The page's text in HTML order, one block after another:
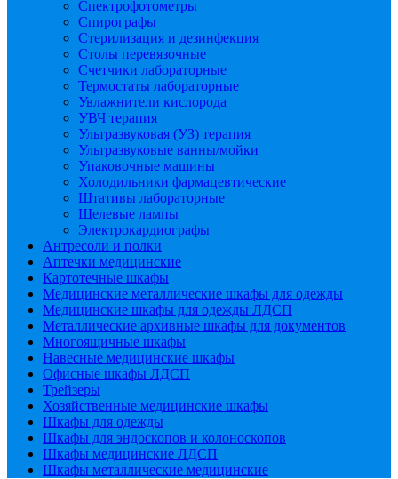
Спектрофотометры
Спирографы
Стерилизация и дезинфекция
Столы перевязочные
Счетчики лабораторные
Термостаты лабораторные
Увлажнители кислорода
УВЧ терапия
Ультразвуковая (УЗ) терапия
Ультразвуковые ванны/мойки
Упаковочные машины
Холодильники фармацевтические
Штативы лабораторные
Щелевые лампы
Электрокардиографы
Антресоли и полки
Аптечки медицинские
Картотечные шкафы
Медицинские металлические шкафы для одежды
Медицинские шкафы для одежды ЛДСП
Металлические архивные шкафы для документов
Многоящичные шкафы
Навесные медицинские шкафы
Офисные шкафы ЛДСП
Трейзеры
Хозяйственные медицинские шкафы
Шкафы для одежды
Шкафы для эндоскопов и колоноскопов
Шкафы медицинские ЛДСП
Шкафы металлические медицинские